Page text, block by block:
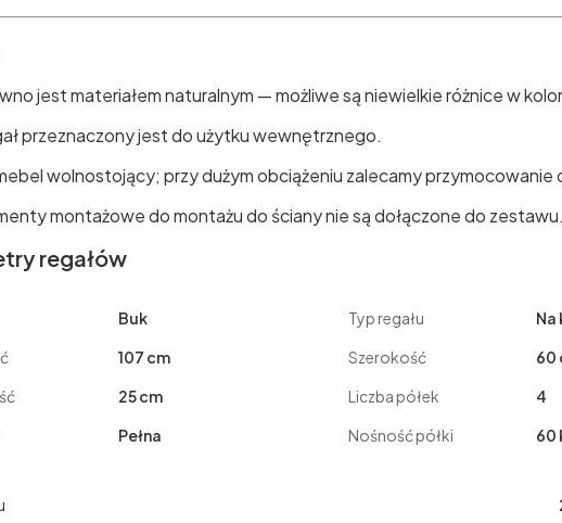
jest materiałem naturalnym — możliwe są niewielkie różnice w
przeznaczony jest do użytku wewnętrznego.
wolnostojący; przy dużym obciążeniu zalecamy przymocowanie
montażowe do montażu do ściany nie są dołączone do zestawu.
regałów
Buk Typ regału
Na
107 cm Szerokość
60
25 cm Liczba półek
4
Pełna Nośność półki 60